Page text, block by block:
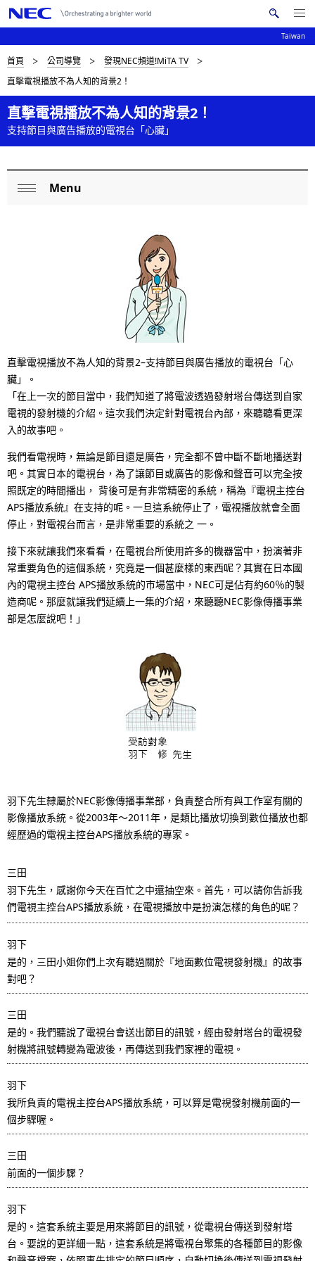
Taiwan
搜
索
Me
nu
Op
N
a
v
a
D
i
s
p
l
e
s
e
n
t
l
o
c
a
t
h
e
s
i
t
e
.
首頁 公司導覽
發現NEC頻道!MiTA TV
直擊電視播放不為人知的背景2！
直擊電視播放不為人知的背景2！
支持節目與廣告播放的電視台「心臟」
v
g
a
t
i
o
n
Menu
直擊電視播放不為人知的背景2–支持節目與廣告播放的電視台「心
臟」。
「在上一次的節目當中，我們知道了將電波透過發射塔台傳送到自家
電視的發射機的介紹。這次我們決定針對電視台內部，來聽聽看更深
入的故事吧。
我們看電視時，無論是節目還是廣告，完全都不曾中斷不斷地播送對
吧。其實日本的電視台，為了讓節目或廣告的影像和聲音可以完全按
照既定的時間播出， 背後可是有非常精密的系統，稱為『電視主控台
APS播放系統』在支持的呢。一旦這系統停止了，電視播放就會全面
停止，對電視台而言，是非常重要的系統之 一。
接下來就讓我們來看看，在電視台所使用許多的機器當中，扮演著非
常重要角色的這個系統，究竟是一個甚麼樣的東西呢？其實在日本國
內的電視主控台 APS播放系統的市場當中，NEC可是佔有約60％的製
造商呢。那麼就讓我們延續上一集的介紹，來聽聽NEC影像傳播事業
部是怎麼說吧！」
羽下先生隸屬於NEC影像傳播事業部，負責整合所有與工作室有關的
影像播放系統。從2003年～2011年，是類比播放切換到數位播放也都
經歷過的電視主控台APS播放系統的專家。
三田
羽下先生，感謝你今天在百忙之中還抽空來。首先，可以請你告訴我
們電視主控台APS播放系統，在電視播放中是扮演怎樣的角色的呢？
羽下
是的，三田小姐你們上次有聽過關於『地面數位電視發射機』的故事
對吧？
三田
是的。我們聽說了電視台會送出節目的訊號，經由發射塔台的電視發
射機將訊號轉變為電波後，再傳送到我們家裡的電視。
羽下
我所負責的電視主控台APS播放系統，可以算是電視發射機前面的一
個步驟喔。
三田
前面的一個步驟？
羽下
是的。這套系統主要是用來將節目的訊號，從電視台傳送到發射塔
台。要說的更詳細一點，這套系統是將電視台聚集的各種節目的影像